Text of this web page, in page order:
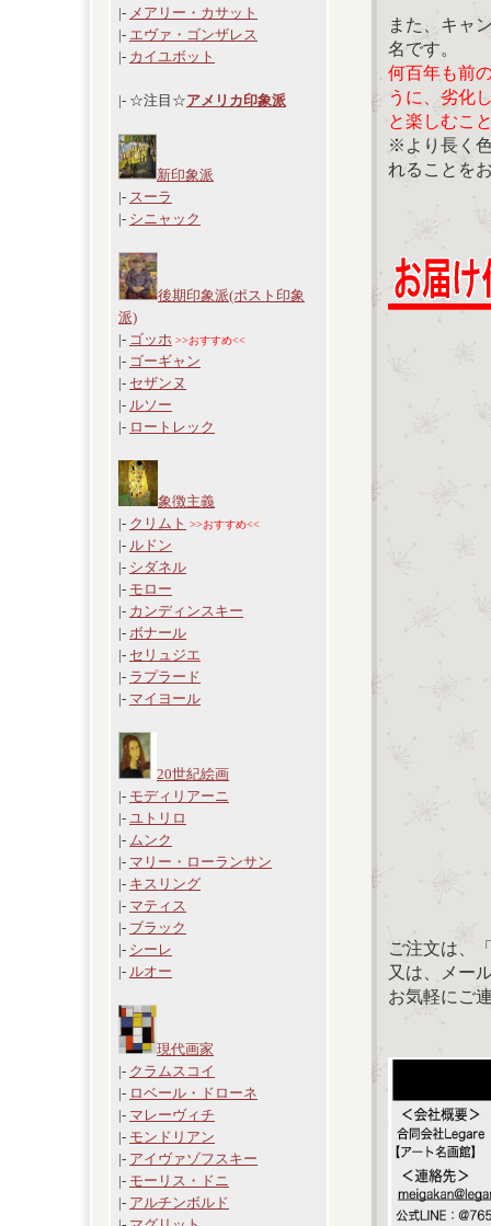
|- メアリー・カサット
|- エヴァ・ゴンザレス
|- カイユボット
|- ☆注目☆アメリカ印象派
新印象派
|- スーラ
|- シニャック
後期印象派(ポスト印象
派)
|- ゴッホ >>おすすめ<<
|- ゴーギャン
|- セザンヌ
|- ルソー
|- ロートレック
象徴主義
|- クリムト >>おすすめ<<
|- ルドン
|- シダネル
|- モロー
|- カンディンスキー
|- ボナール
|- セリュジエ
|- ラプラード
|- マイヨール
20世紀絵画
|- モディリアーニ
|- ユトリロ
|- ムンク
|- マリー・ローランサン
|- キスリング
|- マティス
|- ブラック
|- シーレ
|- ルオー
現代画家
|- クラムスコイ
|- ロベール・ドローネ
|- マレーヴィチ
|- モンドリアン
|- アイヴァゾフスキー
|- モーリス・ドニ
|- アルチンボルド
また、キャ
名です。
何百年も前
うに、劣化
と楽しむこ
※より長く
れることを
ご注文は、
又は、メー
お気軽にご